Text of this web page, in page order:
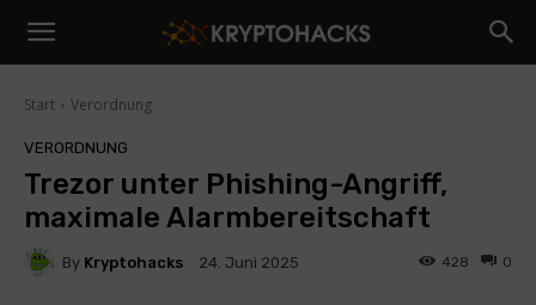
Start Verordnung
VERORDNUNG
Trezor unter Phishing-Angriff,
maximale Alarmbereitschaft
By Kryptohacks 24. Juni 2025 0
428